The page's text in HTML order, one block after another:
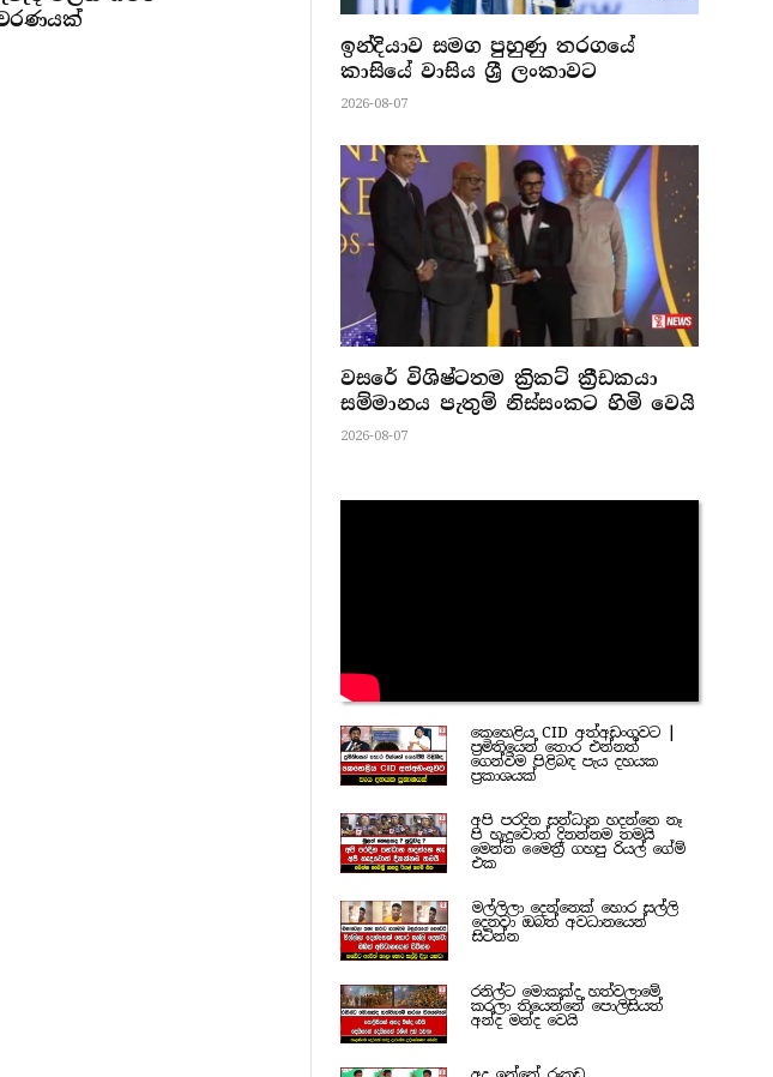
ඉන්දියාව සමග පුහුණු තරගයේ
කාසියේ වාසිය ශ්‍රී ලංකාවට
2026-08-07
වසරේ විශිෂ්ටතම ක්‍රිකට් ක්‍රීඩකයා
සම්මානය පැතුම් නිස්සංකට හිමි වෙයි
2026-08-07
කෙහෙළිය CID අත්අඩංගුවට |
ප්‍රමිතියෙන් තොර එන්නත්
ගෙන්වීම පිළිබඳ පැය දහයක
ප්‍රකාශයක්
අපි පරදින සන්ධාන හදන්නෙ නෑ
පි හැදුවොත් දිනන්නම තමයි
මෙන්න මෛත්‍රී ගහපු රියල් ගේම්
එක
මල්ලිලා දෙන්නෙක් හොර සල්ලි
දෙනවා ඔබත් අවධානයෙන්
සිටින්න
රනිල්ට මොකක්ද හත්වලාමේ
කරලා තියෙන්නේ පොලිසියත්
අන්ද මන්ද වෙයි